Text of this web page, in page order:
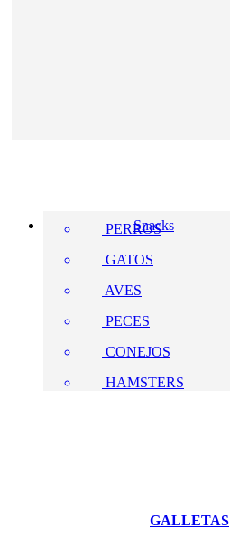
Snacks
PERROS
GATOS
AVES
PECES
CONEJOS
HAMSTERS
GALLETAS